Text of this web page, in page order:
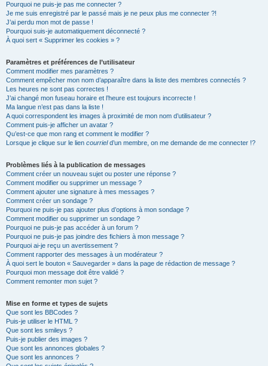
Pourquoi ne puis-je pas me connecter ?
Je me suis enregistré par le passé mais je ne peux plus me connecter ?!
J’ai perdu mon mot de passe !
Pourquoi suis-je automatiquement déconnecté ?
À quoi sert « Supprimer les cookies » ?
Paramètres et préférences de l’utilisateur
Comment modifier mes paramètres ?
Comment empêcher mon nom d’apparaître dans la liste des membres connectés ?
Les heures ne sont pas correctes !
J’ai changé mon fuseau horaire et l’heure est toujours incorrecte !
Ma langue n’est pas dans la liste !
A quoi correspondent les images à proximité de mon nom d’utilisateur ?
Comment puis-je afficher un avatar ?
Qu’est-ce que mon rang et comment le modifier ?
Lorsque je clique sur le lien courrield’un membre, on me demande de me connecter !?
Problèmes liés à la publication de messages
Comment créer un nouveau sujet ou poster une réponse ?
Comment modifier ou supprimer un message ?
Comment ajouter une signature à mes messages ?
Comment créer un sondage ?
Pourquoi ne puis-je pas ajouter plus d’options à mon sondage ?
Comment modifier ou supprimer un sondage ?
Pourquoi ne puis-je pas accéder à un forum ?
Pourquoi ne puis-je pas joindre des fichiers à mon message ?
Pourquoi ai-je reçu un avertissement ?
Comment rapporter des messages à un modérateur ?
À quoi sert le bouton « Sauvegarder » dans la page de rédaction de message ?
Pourquoi mon message doit être validé ?
Comment remonter mon sujet ?
Mise en forme et types de sujets
Que sont les BBCodes ?
Puis-je utiliser le HTML ?
Que sont les smileys ?
Puis-je publier des images ?
Que sont les annonces globales ?
Que sont les annonces ?